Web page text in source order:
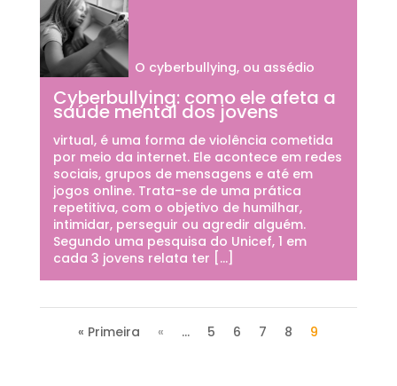
Cyberbullying: como ele afeta a
saúde mental dos jovens
O cyberbullying, ou assédio
virtual, é uma forma de violência cometida
por meio da internet. Ele acontece em redes
sociais, grupos de mensagens e até em
jogos online. Trata-se de uma prática
repetitiva, com o objetivo de humilhar,
intimidar, perseguir ou agredir alguém.
Segundo uma pesquisa do Unicef, 1 em
cada 3 jovens relata ter […]
« Primeira « ... 5 6 7 8 9